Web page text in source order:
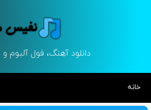
دانلود آهنگ، فول آلبوم
خانه